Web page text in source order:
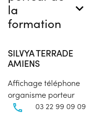
la
formation
SILVYA TERRADE
AMIENS
Affichage téléphone
organisme porteur
03 22 99 09 09